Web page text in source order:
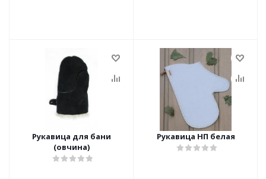
Рукавица для бани
(овчина)
Рукавица НП белая